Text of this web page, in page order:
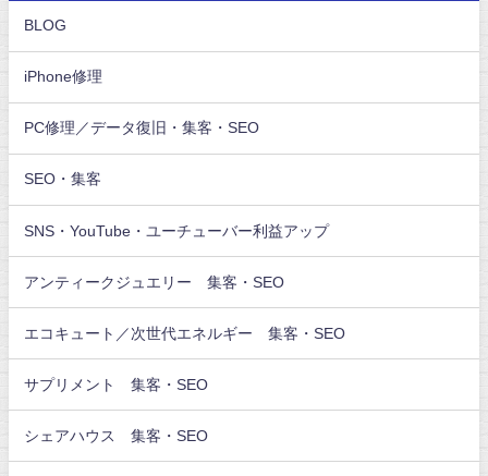
BLOG
iPhone修理
PC修理／データ復旧・集客・SEO
SEO・集客
SNS・YouTube・ユーチューバー利益アップ
アンティークジュエリー 集客・SEO
エコキュート／次世代エネルギー 集客・SEO
サプリメント 集客・SEO
シェアハウス 集客・SEO